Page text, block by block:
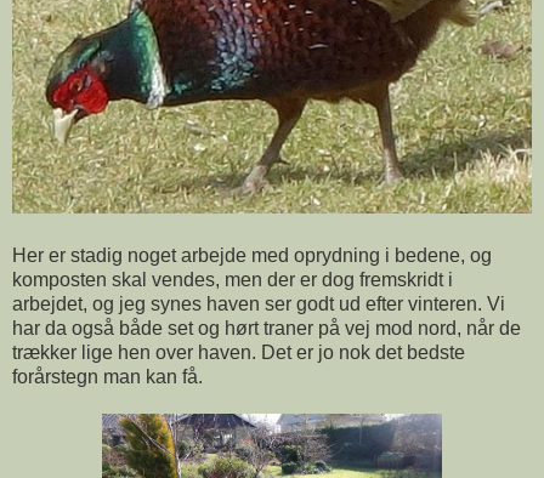
Her er stadig noget arbejde med oprydning i bedene, og
komposten skal vendes, men der er dog fremskridt i
arbejdet, og jeg synes haven ser godt ud efter vinteren. Vi
har da også både set og hørt traner på vej mod nord, når de
trækker lige hen over haven. Det er jo nok det bedste
forårstegn man kan få.